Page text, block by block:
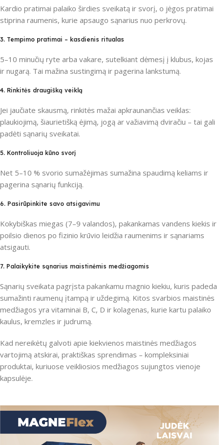
Kardio pratimai palaiko širdies sveikatą ir svorį, o jėgos pratimai
stiprina raumenis, kurie apsaugo sąnarius nuo perkrovų.
3. Tempimo pratimai – kasdienis ritualas
5–10 minučių ryte arba vakare, sutelkiant dėmesį į klubus, kojas
ir nugarą. Tai mažina sustingimą ir pagerina lankstumą.
4. Rinkitės draugišką veiklą
Jei jaučiate skausmą, rinkitės mažai apkraunančias veiklas:
plaukiojimą, šiaurietišką ėjimą, jogą ar važiavimą dviračiu – tai gali
padėti sąnarių sveikatai.
5. Kontroliuoja kūno svorį
Net 5–10 % svorio sumažėjimas sumažina spaudimą keliams ir
pagerina sąnarių funkciją.
6. Pasirūpinkite savo atsigavimu
Kokybiškas miegas (7–9 valandos), pakankamas vandens kiekis ir
poilsio dienos po fizinio krūvio leidžia raumenims ir sąnariams
atsigauti.
7. Palaikykite sąnarius maistinėmis medžiagomis
Sąnarių sveikata pagrįsta pakankamu magnio kiekiu, kuris padeda
sumažinti raumenų įtampą ir uždegimą. Kitos svarbios maistinės
medžiagos yra vitaminai B, C, D ir kolagenas, kurie kartu palaiko
kaulus, kremzles ir judrumą.
Kad nereikėtų galvoti apie kiekvienos maistinės medžiagos
vartojimą atskirai, praktiškas sprendimas – kompleksiniai
produktai, kuriuose veikliosios medžiagos sujungtos vienoje
kapsulėje.